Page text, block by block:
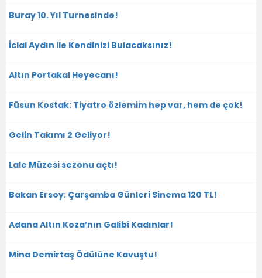
Buray 10. Yıl Turnesinde!
İclal Aydın ile Kendinizi Bulacaksınız!
Altın Portakal Heyecanı!
Füsun Kostak: Tiyatro özlemim hep var, hem de çok!
Gelin Takımı 2 Geliyor!
Lale Müzesi sezonu açtı!
Bakan Ersoy: Çarşamba Günleri Sinema 120 TL!
Adana Altın Koza’nın Galibi Kadınlar!
Mina Demirtaş Ödülüne Kavuştu!